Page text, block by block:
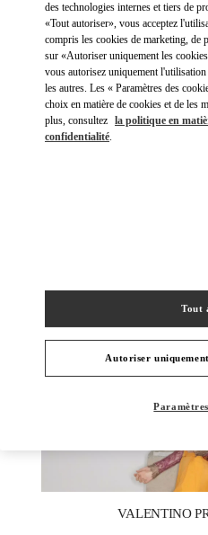
VALENTINO
des technologies internes et tiers de
«Tout autoriser», vous acceptez
compris les cookies de marketing, de
sur «Autoriser uniquement les
vous autorisez uniquement
les autres. Les « Paramètres des
choix en matière de cookies et de les
plus, consultez la politique en
confidentialité.
Autoriser
Tout